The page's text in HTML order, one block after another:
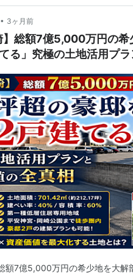
• 3ヶ月前
】総額7億5,000万円の
る」究極の土地活用プ
額7億5,000万円の希少地を大解